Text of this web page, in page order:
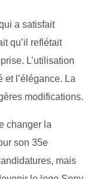
a satisfait
qu’il reflétait
L’utilisation
et l’élégance. La
modifications.
changer la
son 35e
mais